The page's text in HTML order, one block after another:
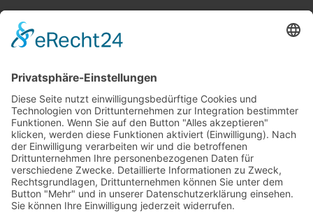
22. Juni 2026
18. Juni 2026
Veranstaltungshinweis – Schafswollfestival – 13.09.2025 Biohof
Popfinger-Grimbs – Kammlach
29. August 2025
Rechtliche Informationen